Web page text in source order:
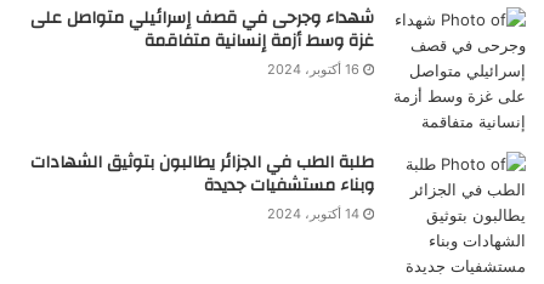
شهداء وجرحى في قصف إسرائيلي متواصل على
غزة وسط أزمة إنسانية متفاقمة
16 أكتوبر، 2024
طلبة الطب في الجزائر يطالبون بتوثيق الشهادات
وبناء مستشفيات جديدة
14 أكتوبر، 2024